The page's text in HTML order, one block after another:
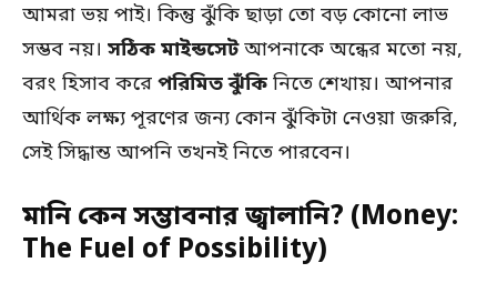
আমরা ভয় পাই। কিন্তু ঝুঁকি ছাড়া তো বড় কোনো লাভ
সম্ভব নয়। সঠিক মাইন্ডসেটআপনাকে অন্ধের মতো নয়,
বরং হিসাব করে পরিমিত ঝুঁকি নিতে শেখায়। আপনার
আর্থিক লক্ষ্য পূরণের জন্য কোন ঝুঁকিটা নেওয়া জরুরি,
সেই সিদ্ধান্ত আপনি তখনই নিতে পারবেন।
মানি কেন সম্ভাবনার জ্বালানি? (Money:
The Fuel of Possibility)